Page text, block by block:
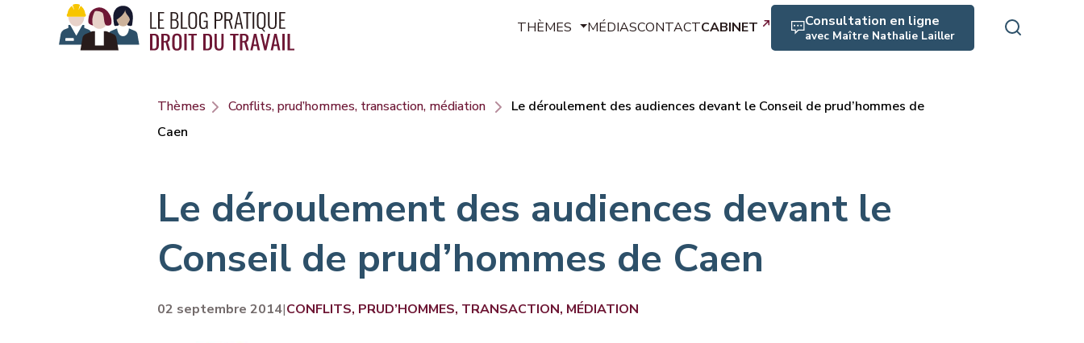
Panneau de gestion des cookies
THÈMES
Santé au travail, hygiène et sécurité, RPS, harcèlement
Rupture du contrat, chômage, retraite
MÉDIASCONTACTCABINET Consultation en ligne
avec Maître Nathalie Lailler
Thèmes Conflits, prud’hommes, transaction, médiation
Le déroulement des audiences devant le Conseil de prud’hommes de
Caen
Le déroulement des audiences devant le
Conseil de prud’hommes de Caen
02 septembre 2014|CONFLITS, PRUD’HOMMES, TRANSACTION, MÉDIATION